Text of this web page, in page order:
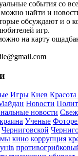
события со
найти и
обсуждают и о
игр.
на карту
Игры Киев
Новости
новости
Ученые
Черниговской
кино коррупция